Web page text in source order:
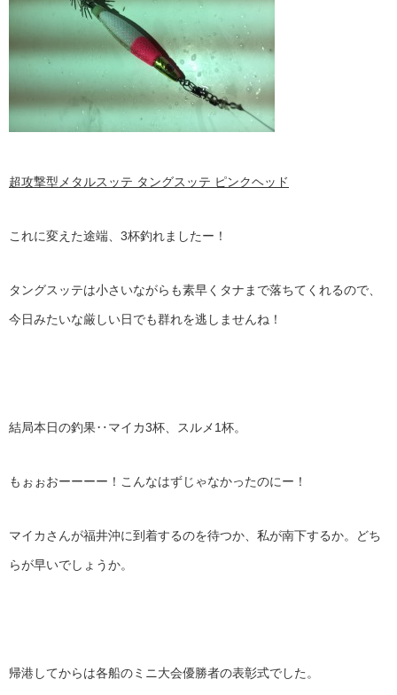
超攻撃型メタルスッテ タングスッテ ピンクヘッド
これに変えた途端、3杯釣れましたー！
タングスッテは小さいながらも素早くタナまで落ちてくれるので、
今日みたいな厳しい日でも群れを逃しませんね！
結局本日の釣果‥マイカ3杯、スルメ1杯。
もぉぉおーーーー！こんなはずじゃなかったのにー！
マイカさんが福井沖に到着するのを待つか、私が南下するか。どち
らが早いでしょうか。
帰港してからは各船のミニ大会優勝者の表彰式でした。